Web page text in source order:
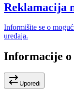
Reklamacija
Informišite se o
uređaja.
Informacije
Uporedi